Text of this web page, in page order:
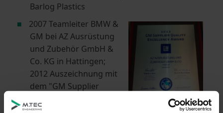
Barlog Plastics
2007 Teamleiter BMW &
GM bei AZ Ausrüstung
und Zubehör GmbH &
Co. KG in Hattingen;
2012 Auszeichnung mit
dem "GM Supplier